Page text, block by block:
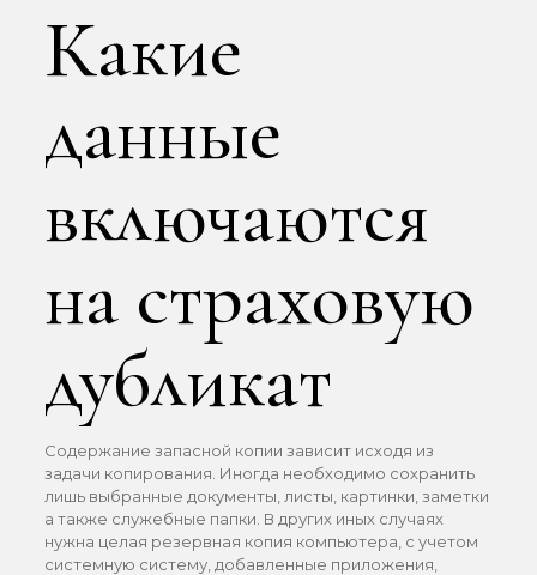
Какие
данные
включаются
на страховую
дубликат
Содержание запасной копии зависит исходя из
задачи копирования. Иногда необходимо сохранить
лишь выбранные документы, листы, картинки, заметки
а также служебные папки. В других иных случаях
нужна целая резервная копия компьютера, с учетом
системную систему, добавленные приложения,